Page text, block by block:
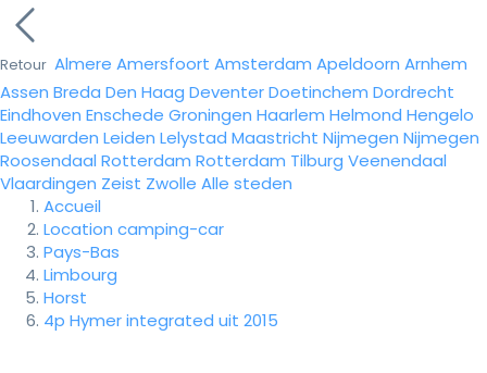
Retour Almere Amersfoort Amsterdam Apeldoorn Arnhem
Assen Breda Den Haag DeventerDoetinchem Dordrecht
Eindhoven Enschede Groningen Haarlem Helmond Hengelo
Leeuwarden Leiden Lelystad Maastricht Nijmegen Nijmegen
Roosendaal Rotterdam Rotterdam Tilburg Veenendaal
Vlaardingen Zeist Zwolle Alle steden
Accueil
Location camping-car
Pays-Bas
Limbourg
Horst
4p Hymer integrated uit 2015